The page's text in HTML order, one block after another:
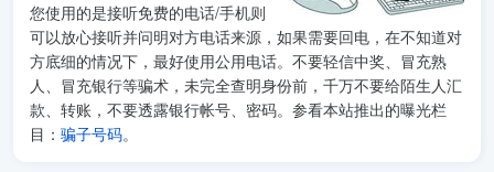
您使用的是接听免费的电话/手机则
可以放心接听并问明对方电话来源，如果需要回电，在不知道对
方底细的情况下，最好使用公用电话。不要轻信中奖、冒充熟
人、冒充银行等骗术，未完全查明身份前，千万不要给陌生人汇
款、转账，不要透露银行帐号、密码。参看本站推出的曝光栏
目： 骗子号码。